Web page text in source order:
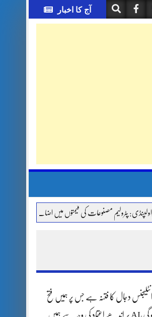
آج کا اخبار
پٹرولیم مصنوعات کی قیمتوں میں اضافے اور مہنگائی کے
دجال کا فتنہ ہے جس پر ہمیں فتح
حاصل ہو گی،AI پر اندھے اعتماد کی وجہ سے ہمیں